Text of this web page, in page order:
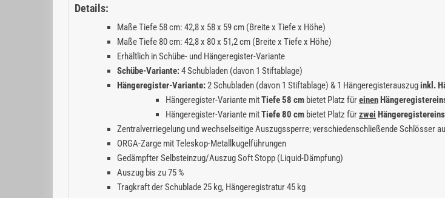
Details:
Maße Tiefe 58 cm: 42,8 x 58 x 59 cm (Breite x Tiefe x Höhe)
Maße Tiefe 80 cm: 42,8 x 80 x 51,2 cm (Breite x Tiefe x Höhe)
Erhältlich in Schübe- und Hängeregister-Variante
Schübe-Variante:4 Schubladen (davon 1 Stiftablage)
Hängeregister-Variante:2 Schubladen (davon 1 Stiftablage) & 1 Hängeregisterauszuginkl.
Hängeregister-Variante mitTiefe 58 cm bietet Platz füreinen
Hängeregister-Variante mitTiefe 80 cm bietet Platz fürzwei
Zentralverriegelung und wechselseitige Auszugssperre; verschiedenschließende Schlösser
ORGA-Zarge mit Teleskop-Metallkugelführungen
Gedämpfter Selbsteinzug/Auszug Soft Stopp (Liquid-Dämpfung)
Auszug bis zu 75 %
Tragkraft der Schublade 25 kg, Hängeregistratur 45 kg